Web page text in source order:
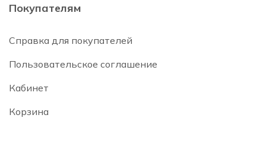
Покупателям
Справка для покупателей
Пользовательское соглашение
Кабинет
Корзина